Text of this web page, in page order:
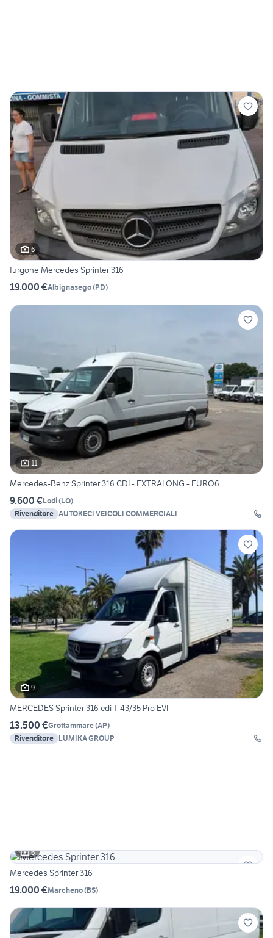
6
furgone Mercedes Sprinter 316
19.000 €Albignasego(PD)
11
Mercedes-Benz Sprinter 316 CDI - EXTRALONG - EURO6
9.600 €Lodi(LO)
Rivenditore AUTOKECI VEICOLI COMMERCIALI
9
MERCEDES Sprinter 316 cdi T 43/35 Pro EVI
13.500 €Grottammare(AP)
Rivenditore LUMIKA GROUP
6
Mercedes Sprinter 316
19.000 €Marcheno(BS)